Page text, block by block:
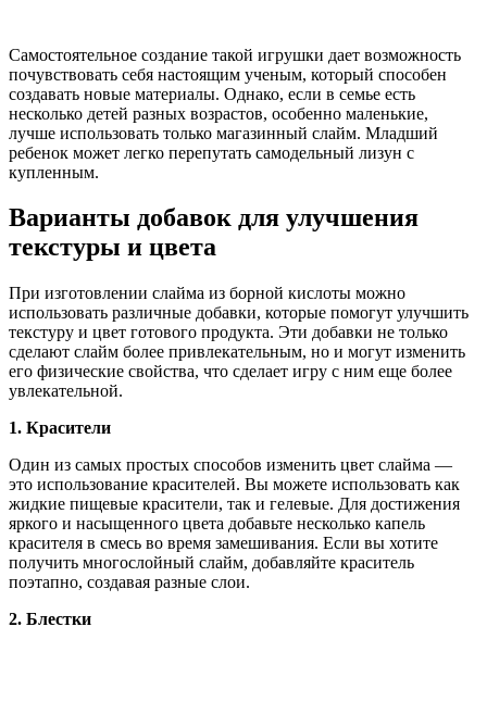
Самостоятельное создание такой игрушки дает возможность
почувствовать себя настоящим ученым, который способен
создавать новые материалы. Однако, если в семье есть
несколько детей разных возрастов, особенно маленькие,
лучше использовать только магазинный слайм. Младший
ребенок может легко перепутать самодельный лизун с
купленным.
Варианты добавок для улучшения
текстуры и цвета
При изготовлении слайма из борной кислоты можно
использовать различные добавки, которые помогут улучшить
текстуру и цвет готового продукта. Эти добавки не только
сделают слайм более привлекательным, но и могут изменить
его физические свойства, что сделает игру с ним еще более
увлекательной.
1. Красители
Один из самых простых способов изменить цвет слайма —
это использование красителей. Вы можете использовать как
жидкие пищевые красители, так и гелевые. Для достижения
яркого и насыщенного цвета добавьте несколько капель
красителя в смесь во время замешивания. Если вы хотите
получить многослойный слайм, добавляйте краситель
поэтапно, создавая разные слои.
2. Блестки